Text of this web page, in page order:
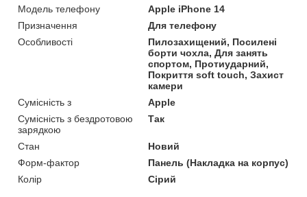
Модель телефону
Apple iPhone 14
Призначення
Для телефону
Особливості
Пилозахищений, Посилені
борти чохла, Для занять
спортом, Протиударний,
Покриття soft touch, Захист
камери
Сумісність з
Apple
Сумісність з бездротовою
зарядкою
Так
Стан
Новий
Форм-фактор
Панель (Накладка на корпус)
Колір
Сірий